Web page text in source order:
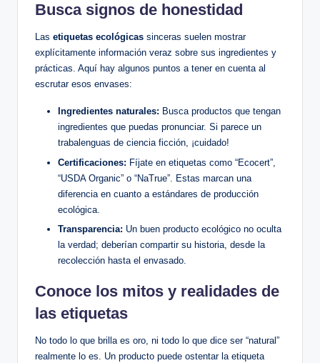
Busca signos de honestidad
Las etiquetas ecológicas sinceras suelen mostrar
explícitamente información veraz sobre sus ingredientes y
prácticas. Aquí hay algunos puntos a tener en cuenta al
escrutar esos envases:
Ingredientes naturales: Busca productos que tengan
ingredientes que puedas pronunciar. Si parece un
trabalenguas de ciencia ficción, ¡cuidado!
Certificaciones: Fíjate en etiquetas como “Ecocert”,
“USDA Organic” o “NaTrue”. Estas marcan una
diferencia en cuanto a estándares de producción
ecológica.
Transparencia: Un buen producto ecológico no oculta
la verdad; deberían compartir su historia, desde la
recolección hasta el envasado.
Conoce los mitos y realidades de
las etiquetas
No todo lo que brilla es oro, ni todo lo que dice ser “natural”
realmente lo es. Un producto puede ostentar la etiqueta